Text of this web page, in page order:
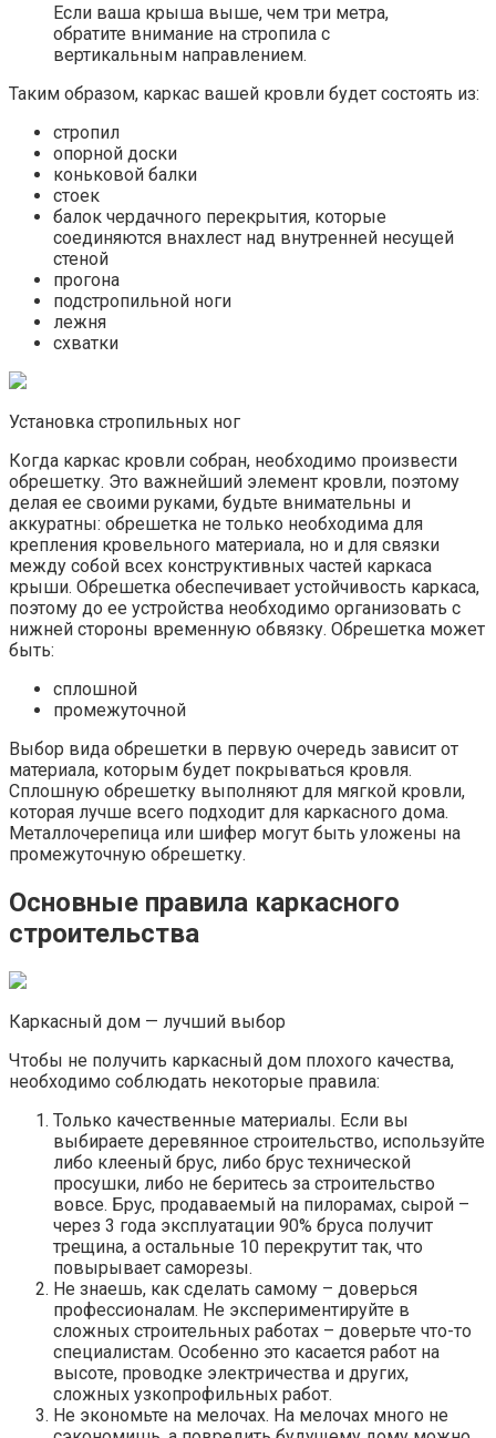
Если ваша крыша выше, чем три метра,
обратите внимание на стропила с
вертикальным направлением.
Таким образом, каркас вашей кровли будет состоять из:
стропил
опорной доски
коньковой балки
стоек
балок чердачного перекрытия, которые
соединяются внахлест над внутренней несущей
стеной
прогона
подстропильной ноги
лежня
схватки
Установка стропильных ног
Когда каркас кровли собран, необходимо произвести
обрешетку. Это важнейший элемент кровли, поэтому
делая ее своими руками, будьте внимательны и
аккуратны: обрешетка не только необходима для
крепления кровельного материала, но и для связки
между собой всех конструктивных частей каркаса
крыши. Обрешетка обеспечивает устойчивость каркаса,
поэтому до ее устройства необходимо организовать с
нижней стороны временную обвязку. Обрешетка может
быть:
сплошной
промежуточной
Выбор вида обрешетки в первую очередь зависит от
материала, которым будет покрываться кровля.
Сплошную обрешетку выполняют для мягкой кровли,
которая лучше всего подходит для каркасного дома.
Металлочерепица или шифер могут быть уложены на
промежуточную обрешетку.
Основные правила каркасного
строительства
Каркасный дом — лучший выбор
Чтобы не получить каркасный дом плохого качества,
необходимо соблюдать некоторые правила:
Только качественные материалы. Если вы
выбираете деревянное строительство, используйте
либо клееный брус, либо брус технической
просушки, либо не беритесь за строительство
вовсе. Брус, продаваемый на пилорамах, сырой –
через 3 года эксплуатации 90% бруса получит
трещина, а остальные 10 перекрутит так, что
повырывает саморезы.
Не знаешь, как сделать самому – доверься
профессионалам. Не экспериментируйте в
сложных строительных работах – доверьте что-то
специалистам. Особенно это касается работ на
высоте, проводке электричества и других,
сложных узкопрофильных работ.
Не экономьте на мелочах. На мелочах много не